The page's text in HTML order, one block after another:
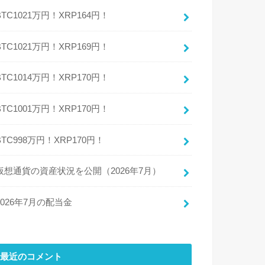
万円！XRP164円！
万円！XRP169円！
万円！XRP170円！
万円！XRP170円！
万円！XRP170円！
想通貨の資産状況を公開（2026年7月）
年7月の配当金
最近のコメント